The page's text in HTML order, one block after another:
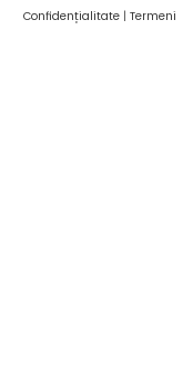
Confidențialitate | Termeni